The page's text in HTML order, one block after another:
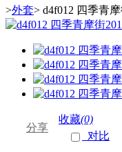
>外套> d4f012 四季青
分享
收藏(0)
对比